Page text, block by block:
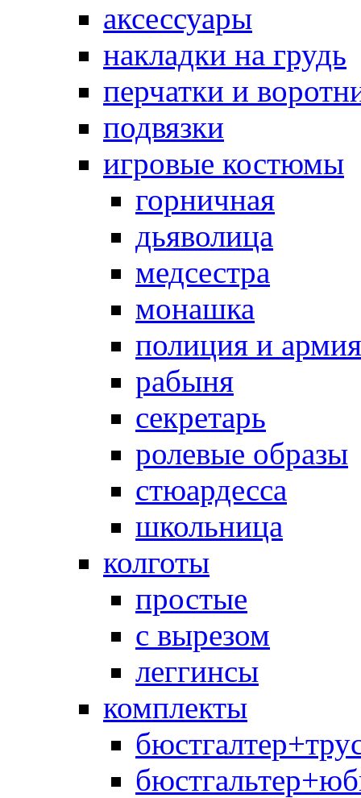
аксессуары
накладки на грудь
перчатки и
подвязки
игровые костюмы
горничная
дьяволица
медсестра
монашка
полиция и армия
рабыня
секретарь
ролевые образы
стюардесса
школьница
колготы
простые
с вырезом
леггинсы
комплекты